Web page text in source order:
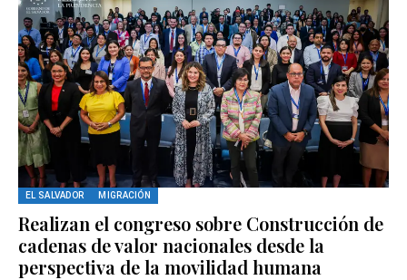
EL SALVADOR MIGRACIÓN
Realizan el congreso sobre Construcción de
cadenas de valor nacionales desde la
perspectiva de la movilidad humana